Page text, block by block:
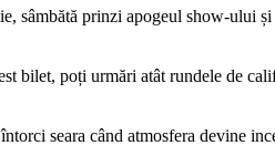
sâmbătă prinzi apogeul show-ului
poți urmări atât rundele de
seara când atmosfera devine